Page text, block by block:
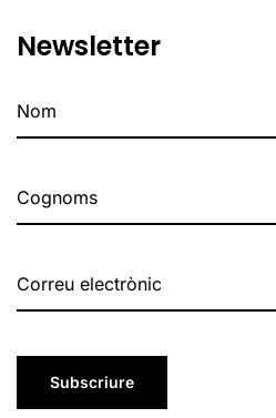
Newsletter
Subscriure